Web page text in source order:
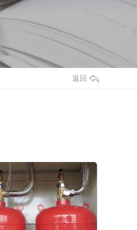
返回